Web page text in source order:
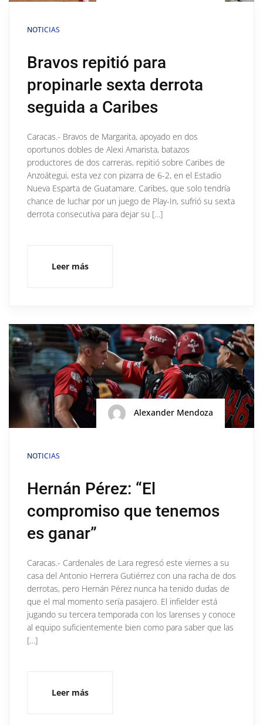
NOTICIAS
Bravos repitió para
propinarle sexta derrota
seguida a Caribes
Caracas.- Bravos de Margarita, apoyado en dos
oportunos dobles de Alexi Amarista, batazos
productores de dos carreras, repitió sobre Caribes de
Anzoátegui, esta vez con pizarra de 6-2, en el Estadio
Nueva Esparta de Guatamare. Caribes, que solo tendría
chance de luchar por un juego de Play-In, sufrió su sexta
derrota consecutiva para dejar su […]
Leer más
Alexander Mendoza
NOTICIAS
Hernán Pérez: “El
compromiso que tenemos
es ganar”
Caracas.- Cardenales de Lara regresó este viernes a su
casa del Antonio Herrera Gutiérrez con una racha de dos
derrotas, pero Hernán Pérez nunca ha tenido dudas de
que el mal momento sería pasajero. El infielder está
jugando su tercera temporada con los larenses y conoce
al equipo suficientemente bien como para saber que las
[…]
Leer más